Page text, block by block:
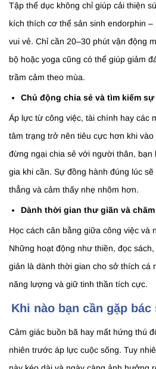
Tập thể dục không chỉ giúp cải thiện
kích thích cơ thể sản sinh endorphin
vui vẻ. Chỉ cần 20–30 phút vận động
bộ hoặc yoga cũng có thể giúp giảm
trầm cảm theo mùa.
Chủ động chia sẻ và tìm kiếm
Áp lực từ công việc, tài chính hay các
tâm trạng trở nên tiêu cực hơn khi
đừng ngại chia sẻ với người thân, bạn
gia khi cần. Sự đồng hành đúng lúc
thẳng và cảm thấy nhẹ nhõm hơn.
Dành thời gian thư giãn và
Học cách cân bằng giữa công việc và
Những hoạt động như thiền, đọc
giản là dành thời gian cho sở thích cá
năng lượng và giữ tinh thần tích cực.
Khi nào bạn cần gặp
Cảm giác buồn bã hay mất hứng thú
nhiên trước áp lực cuộc sống. Tuy